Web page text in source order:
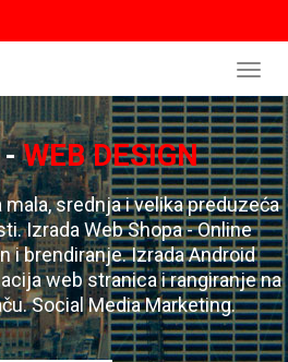
-WEB DESIGN
srednja i velika preduzeća
Izrada Web Shopa - Online
i brendiranje. Izrada Android
web stranica i rangiranje na
Social Media Marketing.